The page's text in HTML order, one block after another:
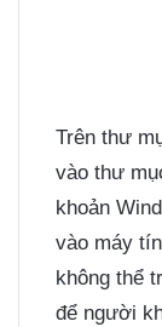
Trên thư
vào thư
khoản
vào máy
không thể
để người